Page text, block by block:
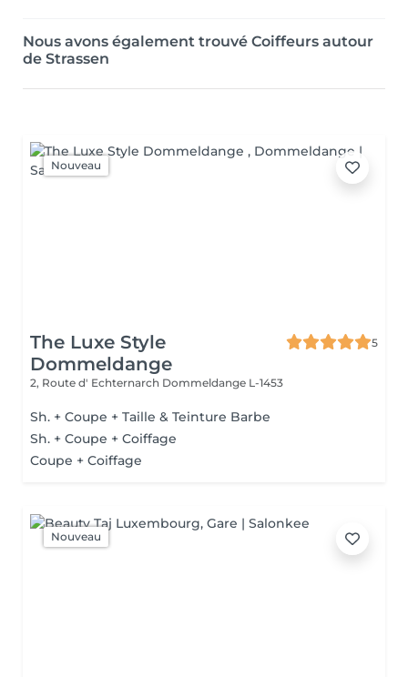
Nous avons également trouvé Coiffeurs autour
de Strassen
Nouveau
The Luxe Style
Dommeldange
5
2, Route d' Echternarch Dommeldange L-1453
Sh. + Coupe + Taille & Teinture Barbe
Sh. + Coupe + Coiffage
Coupe + Coiffage
Nouveau